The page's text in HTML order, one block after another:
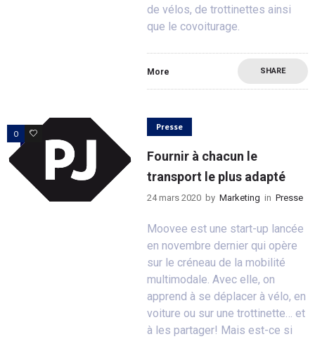
de vélos, de trottinettes ainsi
que le covoiturage.
More SHARE
0 0
Presse
Fournir à chacun le
transport le plus adapté
24 mars 2020 by Marketing in Presse
Moovee est une start-up lancée
en novembre dernier qui opère
sur le créneau de la mobilité
multimodale. Avec elle, on
apprend à se déplacer à vélo, en
voiture ou sur une trottinette… et
à les partager! Mais est-ce si